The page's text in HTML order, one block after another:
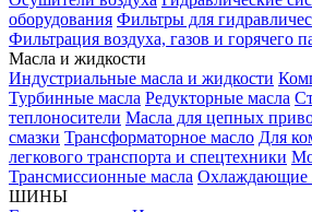
оборудования Фильтры для
Фильтрация воздуха, газов и горячего
Масла и жидкости
Индустриальные масла и жидкости
Турбинные масла Редукторные масла
теплоносители Масла для цепных
смазки Трансформаторное масло Для
легкового транспорта и спецтехники
Трансмиссионные масла Охлаждающие
ШИНЫ